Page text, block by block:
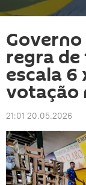
regra
escala 6
votação
21:01 20.05.2026